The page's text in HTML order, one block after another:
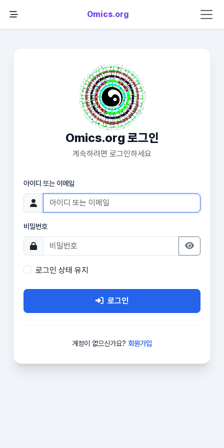
Omics.org
Omics.org 로그인
계속하려면 로그인하세요
아이디 또는 이메일
비밀번호
로그인 상태 유지
로그인
계정이 없으신가요? 회원가입